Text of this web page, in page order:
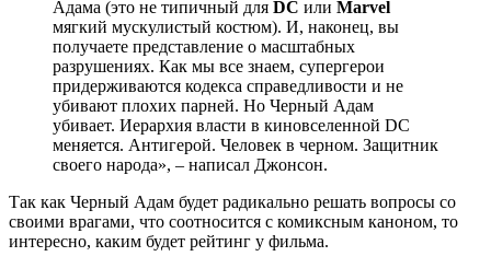
Адама (это не типичный для DC или Marvel
мягкий мускулистый костюм). И, наконец, вы
получаете представление о масштабных
разрушениях. Как мы все знаем, супергерои
придерживаются кодекса справедливости и не
убивают плохих парней. Но Черный Адам
убивает. Иерархия власти в киновселенной DC
меняется. Антигерой. Человек в черном. Защитник
своего народа», – написал Джонсон.
Так как Черный Адам будет радикально решать вопросы со
своими врагами, что соотносится с комиксным каноном, то
интересно, каким будет рейтинг у фильма.